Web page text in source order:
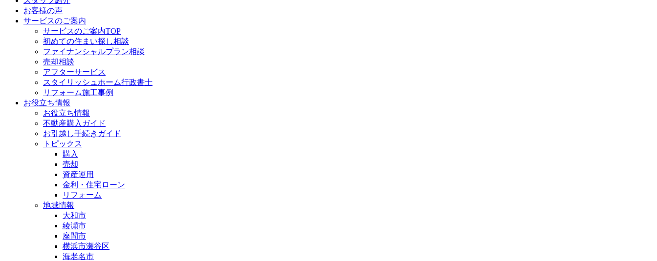
お客様の声
サービスのご案内
サービスのご案内TOP
初めての住まい探し相談
ファイナンシャルプラン相談
売却相談
アフターサービス
スタイリッシュホーム行政書士
リフォーム施工事例
お役立ち情報
お役立ち情報
不動産購入ガイド
お引越し手続きガイド
トピックス
購入
売却
資産運用
金利・住宅ローン
リフォーム
地域情報
大和市
綾瀬市
座間市
横浜市瀬谷区
海老名市